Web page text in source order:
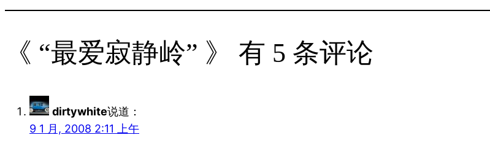
《 “最爱寂静岭” 》 有 5 条评论
dirtywhite说道：
9 1 月, 2008 2:11 上午